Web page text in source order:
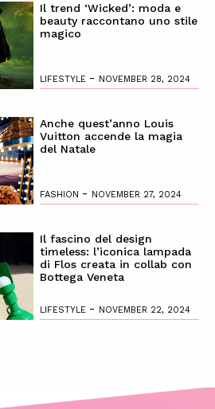
Il trend ‘Wicked’: moda e
beauty raccontano uno stile
magico
LIFESTYLE - NOVEMBER 28, 2024
Anche quest’anno Louis
Vuitton accende la magia
del Natale
FASHION - NOVEMBER 27, 2024
Il fascino del design
timeless: l’iconica lampada
di Flos creata in collab con
Bottega Veneta
LIFESTYLE - NOVEMBER 22, 2024